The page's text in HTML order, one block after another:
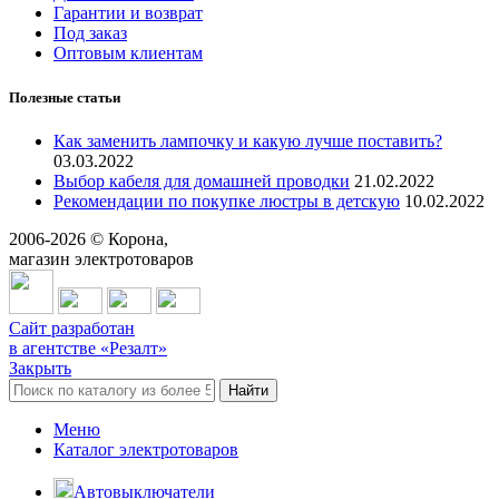
Гарантии и возврат
Под заказ
Оптовым клиентам
Полезные статьи
Как заменить лампочку и какую лучше поставить?
03.03.2022
Выбор кабеля для домашней проводки 21.02.2022
Рекомендации по покупке люстры в детскую 10.02.2022
2006-2026 © Корона,
магазин электротоваров
Сайт разработан
в агентстве «Резалт»
Закрыть
Найти
Меню
Каталог электротоваров
Автовыключатели